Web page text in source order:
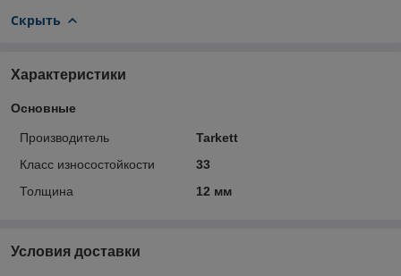
Скрыть
Характеристики
Основные
Производитель
Tarkett
Класс износостойкости
33
Толщина
12 мм
Условия доставки